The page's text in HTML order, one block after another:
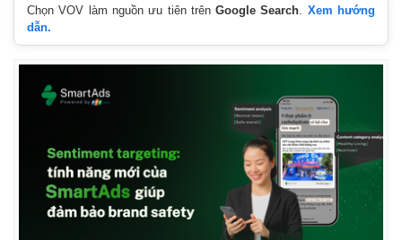
Chọn VOV làm nguồn ưu tiên trênGoogle Search. Xem hướng
dẫn.